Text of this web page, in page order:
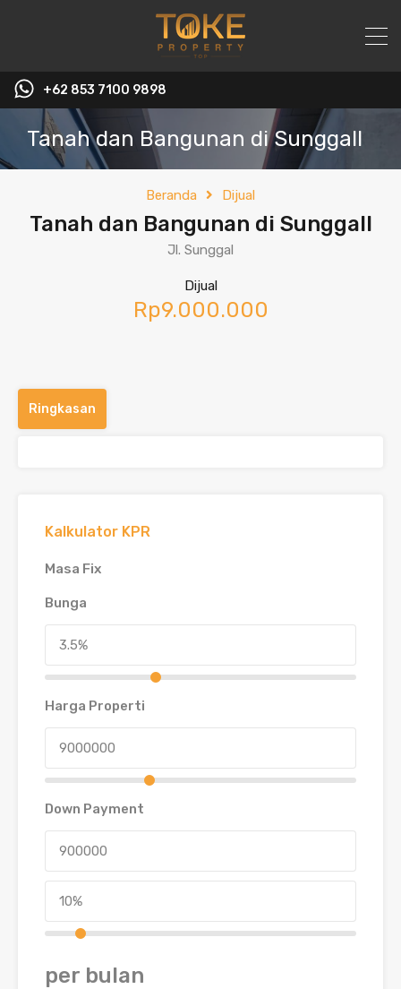
+62 853 7100 9898‬
Tanah dan Bangunan di Sunggall
Beranda Dijual
Tanah dan Bangunan di Sunggall
Jl. Sunggal
Dijual
Rp9.000.000
Ringkasan
Kalkulator KPR
Masa Fix
Bunga
Harga Properti
Down Payment
per bulan